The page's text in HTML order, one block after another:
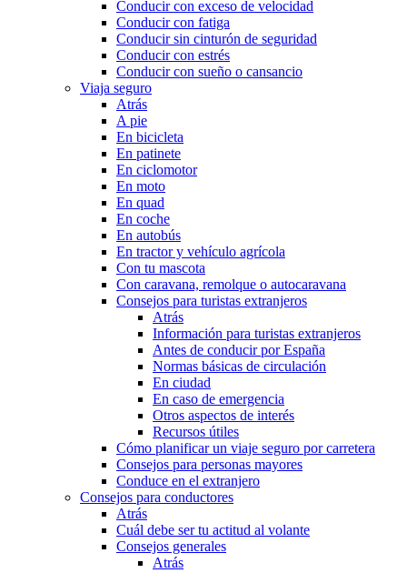
Conducir con exceso de velocidad
Conducir con fatiga
Conducir sin cinturón de seguridad
Conducir con estrés
Conducir con sueño o cansancio
Viaja seguro
Atrás
A pie
En bicicleta
En patinete
En ciclomotor
En moto
En quad
En coche
En autobús
En tractor y vehículo agrícola
Con tu mascota
Con caravana, remolque o autocaravana
Consejos para turistas extranjeros
Atrás
Información para turistas extranjeros
Antes de conducir por España
Normas básicas de circulación
En ciudad
En caso de emergencia
Otros aspectos de interés
Recursos útiles
Cómo planificar un viaje seguro por carretera
Consejos para personas mayores
Conduce en el extranjero
Consejos para conductores
Atrás
Cuál debe ser tu actitud al volante
Consejos generales
Atrás